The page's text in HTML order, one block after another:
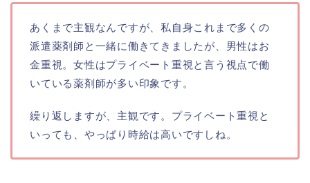
あくまで主観なんですが、私自身これまで多くの
派遣薬剤師と一緒に働きてきましたが、男性はお
金重視。女性はプライベート重視と言う視点で働
いている薬剤師が多い印象です。
繰り返しますが、主観です。プライベート重視と
いっても、やっぱり時給は高いですしね。